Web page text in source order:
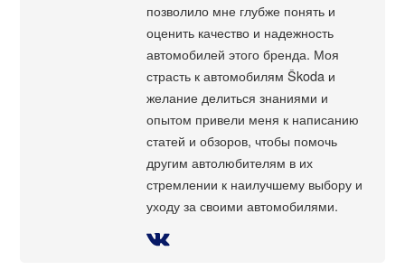
позволило мне глубже понять и
оценить качество и надежность
автомобилей этого бренда. Моя
страсть к автомобилям Škoda и
желание делиться знаниями и
опытом привели меня к написанию
статей и обзоров, чтобы помочь
другим автолюбителям в их
стремлении к наилучшему выбору и
уходу за своими автомобилями.